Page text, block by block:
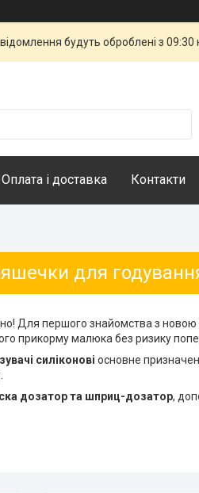
будуть оброблені з
Оплата і доставка Контакти
для
Для першого знайомства з
прикорму малюка без ризику
силіконові основне
дозатор та шприц-дозатор,